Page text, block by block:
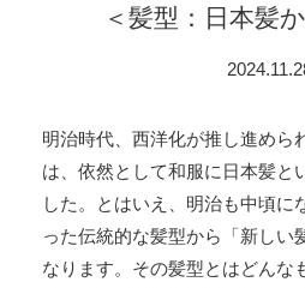
＜髪型：日本髪
明治時代、西洋化が推し進めら
は、依然として和服に日本髪と
した。とはいえ、明治も中頃に
った伝統的な髪型から「新しい
なります。その髪型とはどんな